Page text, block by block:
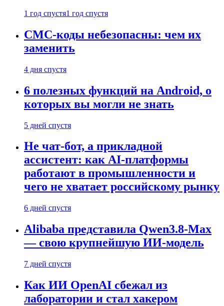
1 год спустя1 год спустя
СМС-коды небезопасны: чем их
заменить
4 дня спустя
6 полезных функций на Android, о
которых вы могли не знать
5 дней спустя
Не чат-бот, а прикладной
ассистент: как AI-платформы
работают в промышленности и
чего не хватает российскому рынку
6 дней спустя
Alibaba представила Qwen3.8-Max
— свою крупнейшую ИИ-модель
7 дней спустя
Как ИИ OpenAI сбежал из
лаборатории и стал хакером